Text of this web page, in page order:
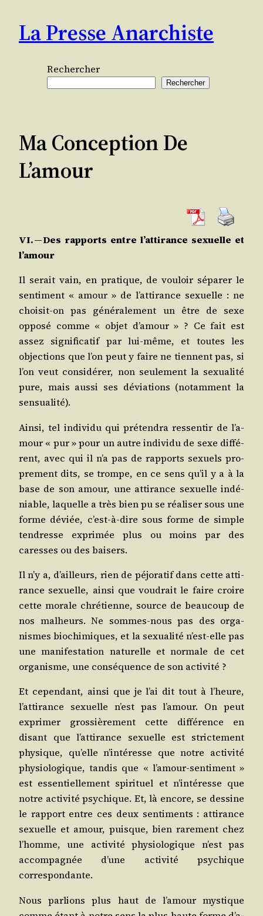
contenu
La Presse Anarchiste
Rechercher
Rechercher
Ma Conception De
L’amour
VI. — Des rap­ports entre l’at­ti­rance sexuelle et
l’amour
Il serait vain, en pra­tique, de vou­loir sépa­rer le
sen­ti­ment « amour » de l’at­ti­rance sexuelle : ne
choi­sit-on pas géné­ra­le­ment un être de sexe
oppo­sé comme « objet d’a­mour » ? Ce fait est
assez signi­fi­ca­tif par lui-même, et toutes les
objec­tions que l’on peut y faire ne tiennent pas, si
l’on veut consi­dé­rer, non seule­ment la sexua­li­té
pure, mais aus­si ses dévia­tions (notam­ment la
sensualité).
Ain­si, tel indi­vi­du qui pré­ten­dra res­sen­tir de l’a­
mour « pur » pour un autre indi­vi­du de sexe dif­fé­
rent, avec qui il n’a pas de rap­ports sexuels pro­
pre­ment dits, se trompe, en ce sens qu’il y a à la
base de son amour, une atti­rance sexuelle indé­
niable, laquelle a très bien pu se réa­li­ser sous une
forme déviée, c’est-à-dire sous forme de simple
ten­dresse expri­mée plus ou moins par des
caresses ou des baisers.
Il n’y a, d’ailleurs, rien de péjo­ra­tif dans cette atti­
rance sexuelle, ain­si que vou­drait le faire croire
cette morale chré­tienne, source de beau­coup de
nos mal­heurs. Ne sommes-nous pas des orga­
nismes bio­chi­miques, et la sexua­li­té n’est-elle pas
une mani­fes­ta­tion natu­relle et nor­male de cet
orga­nisme, une consé­quence de son activité ?
Et cepen­dant, ain­si que je l’ai dit tout à l’heure,
l’at­ti­rance sexuelle n’est pas l’a­mour. On peut
expri­mer gros­siè­re­ment cette dif­fé­rence en
disant que l’at­ti­rance sexuelle est stric­te­ment
phy­sique, qu’elle n’in­té­resse que notre acti­vi­té
phy­sio­lo­gique, tan­dis que « l’a­mour-sen­ti­ment »
est essen­tiel­le­ment spi­ri­tuel et n’in­té­resse que
notre acti­vi­té psy­chique. Et, là encore, se des­sine
le rap­port entre ces deux sen­ti­ments : atti­rance
sexuelle et amour, puisque, bien rare­ment chez
l’homme, une acti­vi­té phy­sio­lo­gique n’est pas
accom­pa­gnée d’une acti­vi­té psy­chique
correspondante.
Nous par­lions plus haut de l’a­mour mys­tique